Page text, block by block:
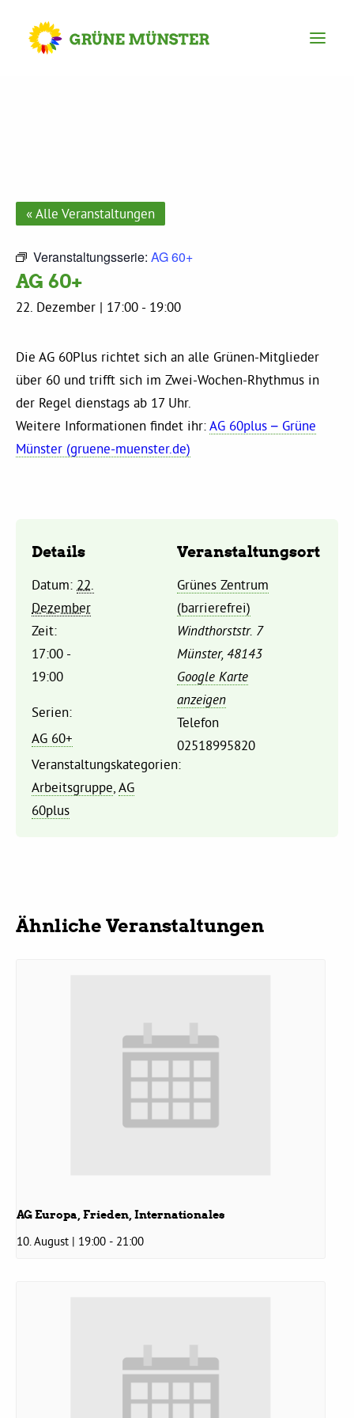
Kreisgeschäftsstelle
Mitgliederversammlung
Ortsverbände
Kommissionen
Satzung
Grünes Zentrum
Sylvia Rietenberg, MdB
Dorothea Deppermann, MdL
Daniel Freund, MdEP
Delegierte
Fraktionsgeschäftsstelle
Arbeitsgruppen
Engagement-Sprechstunde
« Alle Veranstaltungen
Veranstaltungsserie: AG 60+
AG 60+
22. Dezember | 17:00 - 19:00
Die AG 60Plus richtet sich an alle Grünen-Mitglieder
über 60 und trifft sich im Zwei-Wochen-Rhythmus in
der Regel dienstags ab 17 Uhr.
Weitere Informationen findet ihr:AG 60plus – Grüne
Münster (gruene-muenster.de)
Details
Datum: 22.
Dezember
Zeit:
17:00 -
19:00
Serien:
AG 60+
Veranstaltungskategorien:
Arbeitsgruppe ,AG
60plus
Veranstaltungsort
Grünes Zentrum
(barrierefrei)
Windthorststr. 7
Münster, 48143
Google Karte
anzeigen
Telefon
02518995820
Ähnliche Veranstaltungen
AG Europa, Frieden, Internationales
10. August | 19:00 - 21:00